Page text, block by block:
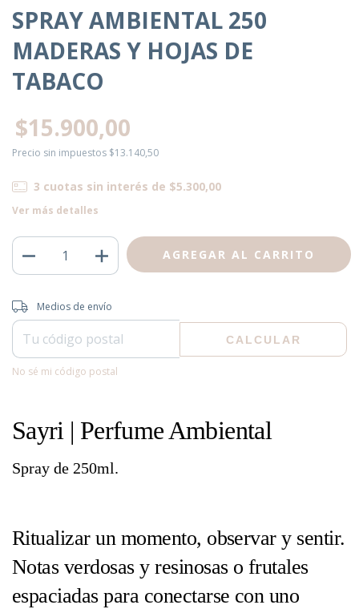
SPRAY AMBIENTAL 250
MADERAS Y HOJAS DE
TABACO
$15.900,00
Precio sin impuestos $13.140,50
3 cuotas sin interés de $5.300,00
Ver más detalles
Entregas para el CP:
Medios de envío
CALCULAR
No sé mi código postal
Sayri | Perfume Ambiental
Spray de 250ml.
Ritualizar un momento, observar y sentir.
Notas verdosas y resinosas o frutales
espaciadas para conectarse con uno